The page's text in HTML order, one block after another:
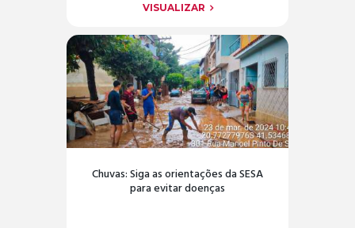
VISUALIZAR
Chuvas: Siga as orientações da SESA
para evitar doenças